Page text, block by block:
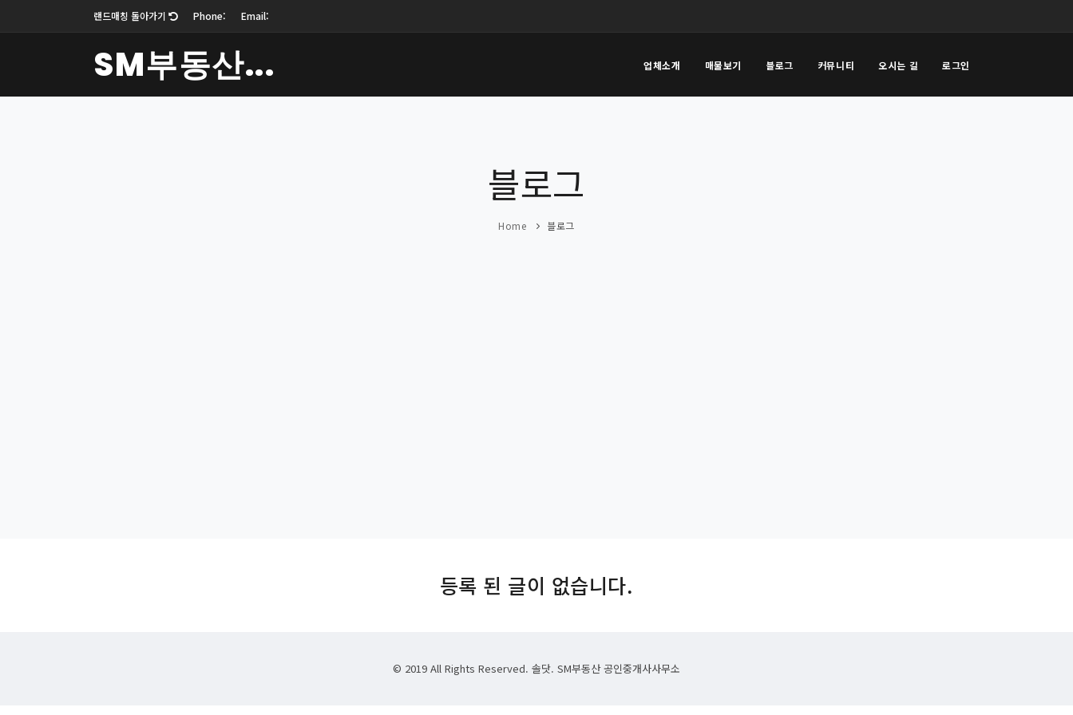
랜드매칭 돌아가기 Phone: Email:
SM부동산... 업체소개 매물보기 블로그 커뮤니티 오시는 길 로그인
블로그
Home 블로그
등록 된 글이 없습니다.
© 2019 All Rights Reserved. 솔닷. SM부동산 공인중개사사무소